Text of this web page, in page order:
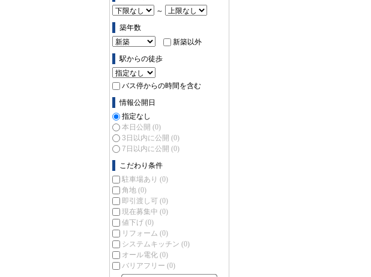
～
築年数
新築以外
駅からの徒歩
バス停からの時間を含む
情報公開日
指定なし
本日公開 (0)
3日以内に公開 (0)
7日以内に公開 (0)
こだわり条件
駐車場あり (0)
角地 (0)
即引渡し可 (0)
現在募集中 (0)
値下げ (0)
リフォーム (0)
システムキッチン (0)
オール電化 (0)
バリアフリー (0)